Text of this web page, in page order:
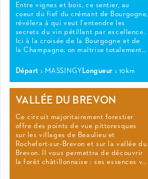
Entre vignes et bois, ce sentier, au
coeur du fief du crémant de Bourgogne,
révélera à qui veut l'entendre les
secrets du vin pétillant par excellence.
Ici à la croisée de la Bourgogne et de
la Champagne, on maîtrise totalement…
Départ : MASSINGY Longueur : 10km
VALLÉE DU BREVON
Ce circuit majoritairement forestier
offre des points de vue pittoresques
sur les villages de Beaulieu et
Rochefort-sur-Brevon et sur la vallée du
Brevon. Il vous permettra de découvrir
la forêt châtillonnaise : ses essences v…